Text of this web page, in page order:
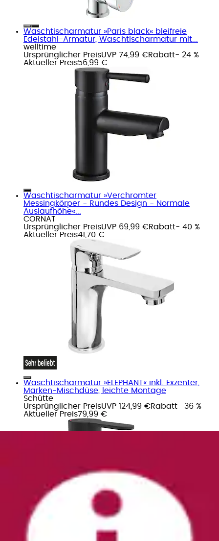
Waschtischarmatur »Paris black« bleifreie
Edelstahl-Armatur, Waschtischarmatur mit...
welltime
Ursprünglicher PreisUVP 74,99 €Rabatt- 24 %
Aktueller Preis56,99 €
Waschtischarmatur »Verchromter
Messingkörper - Rundes Design - Normale
Auslaufhöhe«...
CORNAT
Ursprünglicher PreisUVP 69,99 €Rabatt- 40 %
Aktueller Preis41,70 €
Waschtischarmatur »ELEPHANT« inkl. Exzenter,
Marken-Mischdüse, leichte Montage
Schütte
Ursprünglicher PreisUVP 124,99 €Rabatt- 36 %
Aktueller Preis79,99 €